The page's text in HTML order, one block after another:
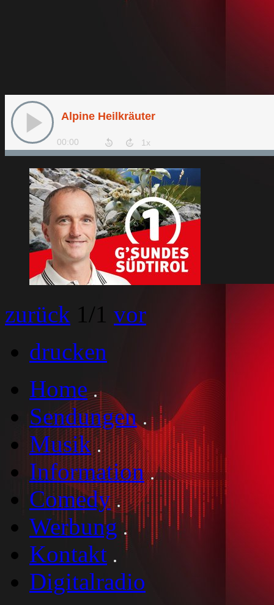
zurück 1 /1 vor
drucken
Home
Sendungen
Musik
Information
Comedy
Werbung
Kontakt
Digitalradio